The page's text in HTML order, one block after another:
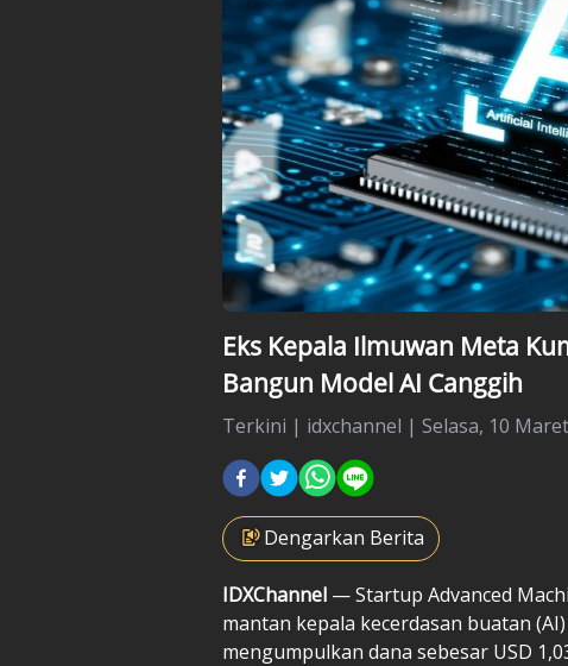
Eks Kepala Ilmuwan Meta
Bangun Model AI Canggih
Terkini | idxchannel | Selasa, 10
Dengarkan Berita
IDXChannel — Startup Advanced
mantan kepala kecerdasan buatan
mengumpulkan dana sebesar USD